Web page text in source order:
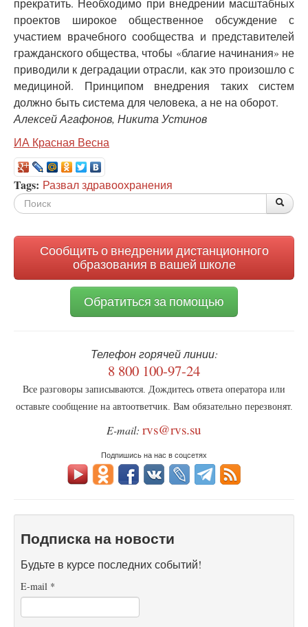
проектов широкое общественное обсуждение с
участием врачебного сообщества и представителей
гражданского общества, чтобы «благие начинания» не
приводили к деградации отрасли, как это произошло с
медициной. Принципом внедрения таких систем
должно быть система для человека, а не на оборот.
Алексей Агафонов, Никита Устинов
ИА Красная Весна
Tags: Развал здравоохранения
Форма
Сообщить о внедрении дистанционного
образования в вашей школе
Обратиться за помощью
Телефон горячей линии:
8 800 100-97-24
Все разговоры записываются. Дождитесь ответа оператора или
оставьте сообщение на автоответчик. Вам обязательно перезвонят.
E-mail: rvs@rvs.su
Подпишись на нас в соцсетях
Подписка на новости
Будьте в курсе последних событий!
E-mail *